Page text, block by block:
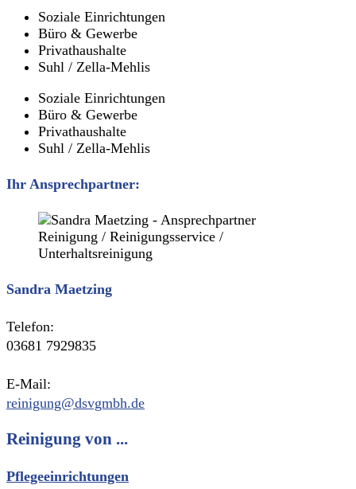
Soziale Einrichtungen
Büro & Gewerbe
Privathaushalte
Suhl / Zella-Mehlis
Soziale Einrichtungen
Büro & Gewerbe
Privathaushalte
Suhl / Zella-Mehlis
Ihr Ansprechpartner:
Sandra Maetzing
Telefon:
03681 7929835
E-Mail:
reinigung@dsvgmbh.de
Reinigung von ...
Pflegeeinrichtungen